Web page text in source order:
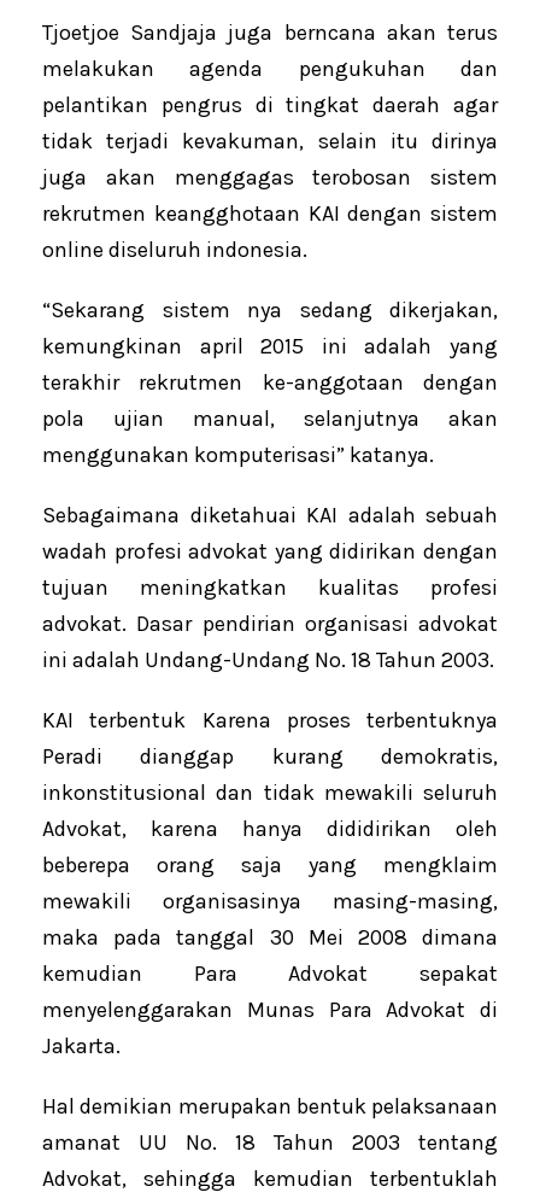
Tjoetjoe Sandjaja juga berncana akan terus
melakukan agenda pengukuhan dan
pelantikan pengrus di tingkat daerah agar
tidak terjadi kevakuman, selain itu dirinya
juga akan menggagas terobosan sistem
rekrutmen keangghotaan KAI dengan sistem
online diseluruh indonesia.
“Sekarang sistem nya sedang dikerjakan,
kemungkinan april 2015 ini adalah yang
terakhir rekrutmen ke-anggotaan dengan
pola ujian manual, selanjutnya akan
menggunakan komputerisasi” katanya.
Sebagaimana diketahuai KAI adalah sebuah
wadah profesi advokat yang didirikan dengan
tujuan meningkatkan kualitas profesi
advokat. Dasar pendirian organisasi advokat
ini adalah Undang-Undang No. 18 Tahun 2003.
KAI terbentuk Karena proses terbentuknya
Peradi dianggap kurang demokratis,
inkonstitusional dan tidak mewakili seluruh
Advokat, karena hanya dididirikan oleh
beberepa orang saja yang mengklaim
mewakili organisasinya masing-masing,
maka pada tanggal 30 Mei 2008 dimana
kemudian Para Advokat sepakat
menyelenggarakan Munas Para Advokat di
Jakarta.
Hal demikian merupakan bentuk pelaksanaan
amanat UU No. 18 Tahun 2003 tentang
Advokat, sehingga kemudian terbentuklah